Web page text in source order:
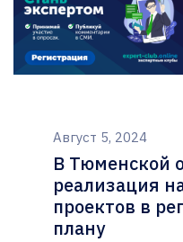
Август 5, 2024
В Тюменской
реализация
проектов в
плану